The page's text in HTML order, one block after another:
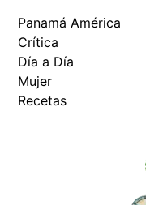
Panamá América
Crítica
Día a Día
Mujer
Recetas